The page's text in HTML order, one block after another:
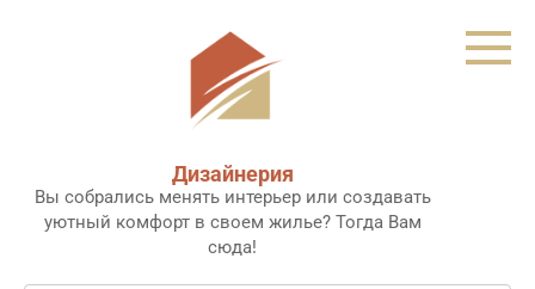
Дизайнерия
Вы собрались менять интерьер или создавать
уютный комфорт в своем жилье? Тогда Вам
сюда!